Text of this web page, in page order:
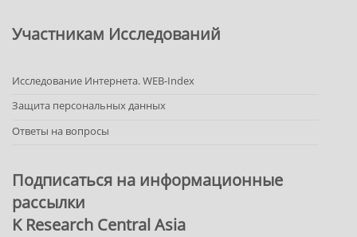
Участникам Исследований
Исследование Интернета. WEB-Index
Защита персональных данных
Ответы на вопросы
Подписаться на информационные
рассылки
K Research Central Asia